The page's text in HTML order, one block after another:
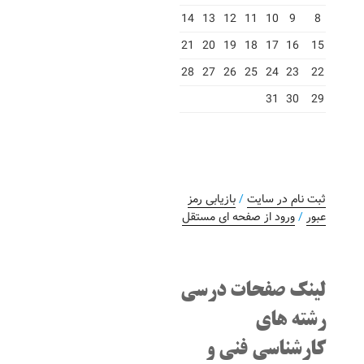
8
9
10
11
12
13
14
15
16
17
18
19
20
21
22
23
24
25
26
27
28
29
30
31
ثبت نام در سایت/بازیابی رمز
عبور /ورود از صفحه ای مستقل
لینک صفحات درسی
رشته های
کارشناسی فنی و